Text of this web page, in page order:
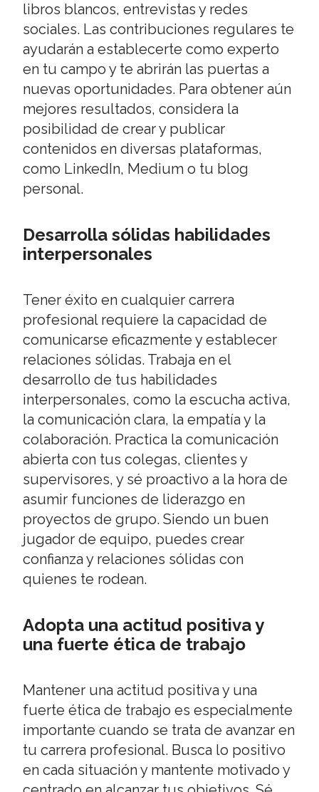
libros blancos, entrevistas y redes
sociales. Las contribuciones regulares te
ayudarán a establecerte como experto
en tu campo y te abrirán las puertas a
nuevas oportunidades. Para obtener aún
mejores resultados, considera la
posibilidad de crear y publicar
contenidos en diversas plataformas,
como LinkedIn, Medium o tu blog
personal.
Desarrolla sólidas habilidades
interpersonales
Tener éxito en cualquier carrera
profesional requiere la capacidad de
comunicarse eficazmente y establecer
relaciones sólidas. Trabaja en el
desarrollo de tus habilidades
interpersonales, como la escucha activa,
la comunicación clara, la empatía y la
colaboración. Practica la comunicación
abierta con tus colegas, clientes y
supervisores, y sé proactivo a la hora de
asumir funciones de liderazgo en
proyectos de grupo. Siendo un buen
jugador de equipo, puedes crear
confianza y relaciones sólidas con
quienes te rodean.
Adopta una actitud positiva y
una fuerte ética de trabajo
Mantener una actitud positiva y una
fuerte ética de trabajo es especialmente
importante cuando se trata de avanzar en
tu carrera profesional. Busca lo positivo
en cada situación y mantente motivado y